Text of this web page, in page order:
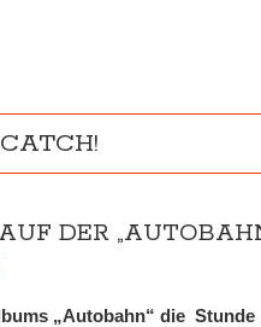
CATCH!
DER
„Autobahn“ die